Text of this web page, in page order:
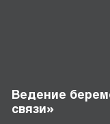
Ведение
связи»